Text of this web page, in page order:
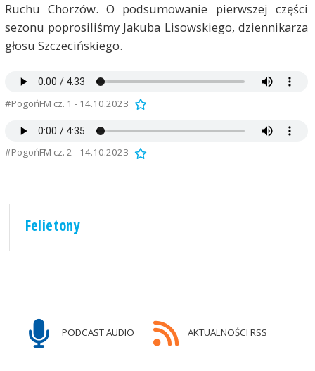
Ruchu Chorzów. O podsumowanie pierwszej części
sezonu poprosiliśmy Jakuba Lisowskiego, dziennikarza
głosu Szczecińskiego.
#PogońFM cz. 1 - 14.10.2023
#PogońFM cz. 2 - 14.10.2023
Felietony
PODCAST AUDIO AKTUALNOŚCI RSS